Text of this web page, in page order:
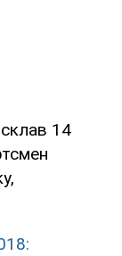
склав 14